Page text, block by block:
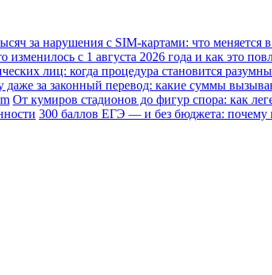
за нарушения с SIM-картами: что меняется в
с 1 августа 2026 года и как это
лиц: когда процедура становится
даже за законный перевод: какие суммы
От кумиров стадионов до фигур спора: как
300 баллов ЕГЭ — и без бюджета: почему